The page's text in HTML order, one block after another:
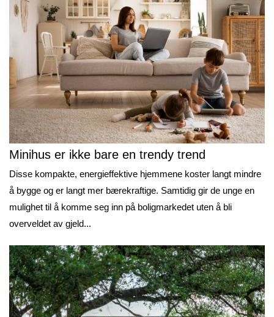
Minihus er ikke bare en trendy trend
Disse kompakte, energieffektive hjemmene koster langt mindre
å bygge og er langt mer bærekraftige. Samtidig gir de unge en
mulighet til å komme seg inn på boligmarkedet uten å bli
overveldet av gjeld...